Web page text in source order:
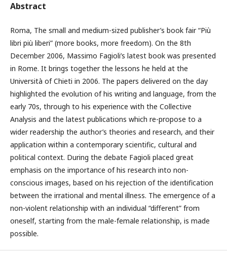
Abstract
Roma, The small and medium-sized publisher’s book fair “Più
libri più liberi” (more books, more freedom). On the 8th
December 2006, Massimo Fagioli’s latest book was presented
in Rome. It brings together the lessons he held at the
Università of Chieti in 2006. The papers delivered on the day
highlighted the evolution of his writing and language, from the
early 70s, through to his experience with the Collective
Analysis and the latest publications which re-propose to a
wider readership the author’s theories and research, and their
application within a contemporary scientific, cultural and
political context. During the debate Fagioli placed great
emphasis on the importance of his research into non-
conscious images, based on his rejection of the identification
between the irrational and mental illness. The emergence of a
non-violent relationship with an individual “different” from
oneself, starting from the male-female relationship, is made
possible.